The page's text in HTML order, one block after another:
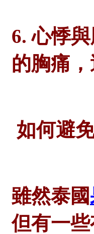
6. 心悸
的胸痛
如何避
雖然泰國
但有一